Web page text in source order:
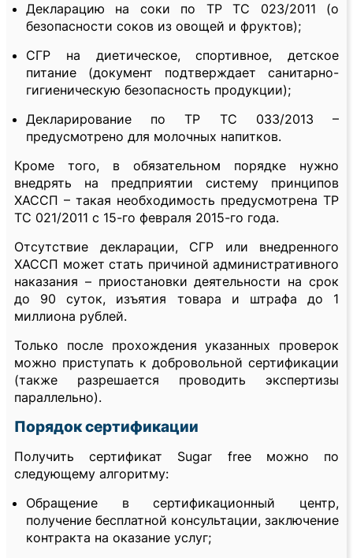
Декларацию на соки по ТР ТС 023/2011 (о
безопасности соков из овощей и фруктов);
СГР на диетическое, спортивное, детское
питание (документ подтверждает санитарно-
гигиеническую безопасность продукции);
Декларирование по ТР ТС 033/2013 –
предусмотрено для молочных напитков.
Кроме того, в обязательном порядке нужно
внедрять на предприятии систему принципов
ХАССП – такая необходимость предусмотрена ТР
ТС 021/2011 с 15-го февраля 2015-го года.
Отсутствие декларации, СГР или внедренного
ХАССП может стать причиной административного
наказания – приостановки деятельности на срок
до 90 суток, изъятия товара и штрафа до 1
миллиона рублей.
Только после прохождения указанных проверок
можно приступать к добровольной сертификации
(также разрешается проводить экспертизы
параллельно).
Порядок сертификации
Получить сертификат Sugar free можно по
следующему алгоритму:
Обращение в сертификационный центр,
получение бесплатной консультации, заключение
контракта на оказание услуг;